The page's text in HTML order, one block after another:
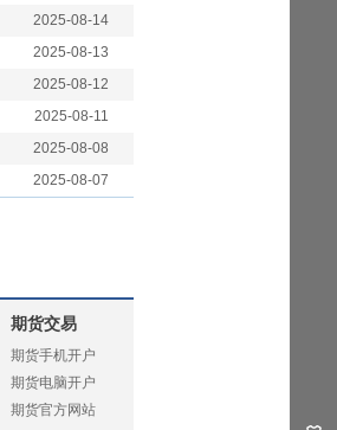
2025-08-14
2025-08-13
2025-08-12
2025-08-11
2025-08-08
2025-08-07
期货交易
期货手机开户
期货电脑开户
期货官方网站